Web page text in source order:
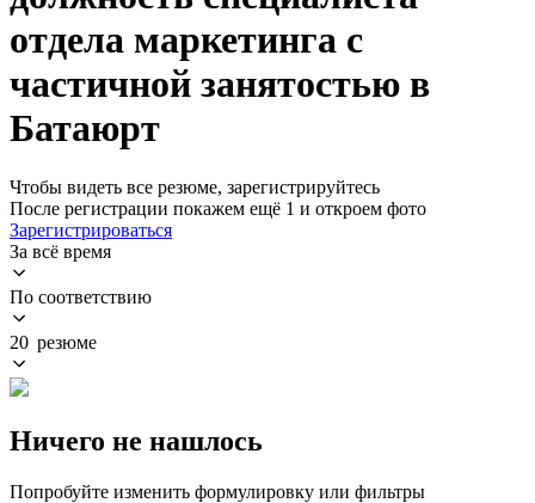
отдела маркетинга с
частичной занятостью в
Батаюрт
Чтобы видеть все резюме, зарегистрируйтесь
После регистрации покажем ещё 1 и откроем фото
Зарегистрироваться
За всё время
По соответствию
20 резюме
Ничего не нашлось
Попробуйте изменить формулировку или фильтры